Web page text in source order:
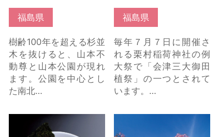
福島県
樹齢100年を超える杉並
木を抜けると、山本不
動尊と山本公園が現れ
ます。公園を中心とし
た南北…
福島県
毎年７月７日に開催さ
れる栗村稲荷神社の例
大祭で「会津三大御田
植祭」の一つとされて
います。…
白河ラーメン の詳細は
乙姫桜 の詳細はこちら